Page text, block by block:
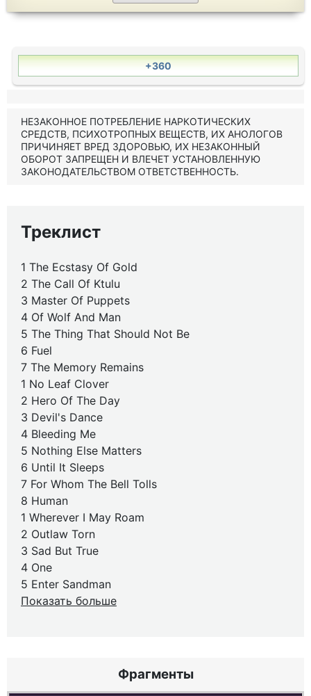
+360
НЕЗАКОННОЕ ПОТРЕБЛЕНИЕ НАРКОТИЧЕСКИХ
СРЕДСТВ, ПСИХОТРОПНЫХ ВЕЩЕСТВ, ИХ АНОЛОГОВ
ПРИЧИНЯЕТ ВРЕД ЗДОРОВЬЮ, ИХ НЕЗАКОННЫЙ
ОБОРОТ ЗАПРЕЩЕН И ВЛЕЧЕТ УСТАНОВЛЕННУЮ
ЗАКОНОДАТЕЛЬСТВОМ ОТВЕТСТВЕННОСТЬ.
Треклист
1 The Ecstasy Of Gold
2 The Call Of Ktulu
3 Master Of Puppets
4 Of Wolf And Man
5 The Thing That Should Not Be
6 Fuel
7 The Memory Remains
1 No Leaf Clover
2 Hero Of The Day
3 Devil's Dance
4 Bleeding Me
5 Nothing Else Matters
6 Until It Sleeps
7 For Whom The Bell Tolls
8 Human
1 Wherever I May Roam
2 Outlaw Torn
3 Sad But True
4 One
5 Enter Sandman
Показать больше
Фрагменты